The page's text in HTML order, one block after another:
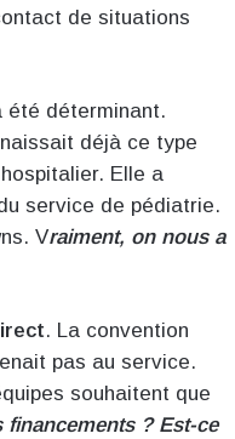
de situations
été déterminant.
déjà ce type
Elle a
service de pédiatrie.
Vraiment, on nous a
. La convention
pas au service.
souhaitent que
financements ? Est-ce